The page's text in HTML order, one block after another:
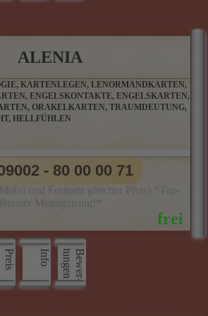
ALENIA
KARTENLEGEN, LENORMANDKARTEN,
ENGELSKONTAKTE, ENGELSKARTEN,
ORAKELKARTEN, TRAUMDEUTUNG,
HELLFÜHLEN
Preis Info B
e
w
e
r
­
t
u
n
g
e
n
- 80 00 00 71